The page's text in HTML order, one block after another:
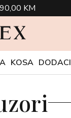
KM
KOSA DODACI